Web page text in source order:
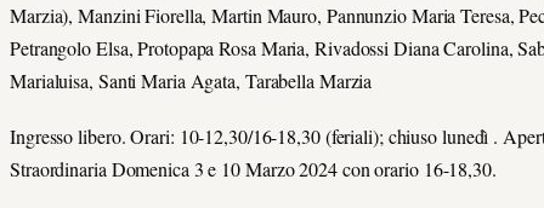
Marzia), Manzini Fiorella, Martin Mauro, Pannunzio Maria Teresa,
Petrangolo Elsa, Protopapa Rosa Maria, Rivadossi Diana Carolina,
Marialuisa, Santi Maria Agata, Tarabella Marzia
Ingresso libero. Orari: 10-12,30/16-18,30 (feriali); chiuso lunedì .
Straordinaria Domenica 3 e 10 Marzo 2024 con orario 16-18,30.